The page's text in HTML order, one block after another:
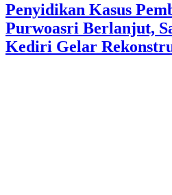
Penyidikan Kasus
Purwoasri Berlanjut,
Kediri Gelar